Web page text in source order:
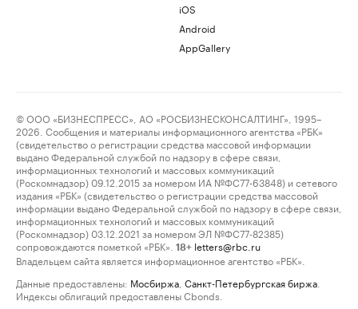
iOS
Android
AppGallery
© ООО «БИЗНЕСПРЕСС», АО «РОСБИЗНЕСКОНСАЛТИНГ», 1995–
2026. Сообщения и материалы информационного агентства «РБК»
(свидетельство о регистрации средства массовой информации
выдано Федеральной службой по надзору в сфере связи,
информационных технологий и массовых коммуникаций
(Роскомнадзор) 09.12.2015 за номером ИА №ФС77-63848) и сетевого
издания «РБК» (свидетельство о регистрации средства массовой
информации выдано Федеральной службой по надзору в сфере связи,
информационных технологий и массовых коммуникаций
(Роскомнадзор) 03.12.2021 за номером ЭЛ №ФС77-82385)
сопровождаются пометкой «РБК».
18+ letters@rbc.ru
Владельцем сайта является информационное агентство «РБК».
Данные предоставлены: Мосбиржа Санкт-Петербургская биржа
Индексы облигаций предоставлены Cbonds.